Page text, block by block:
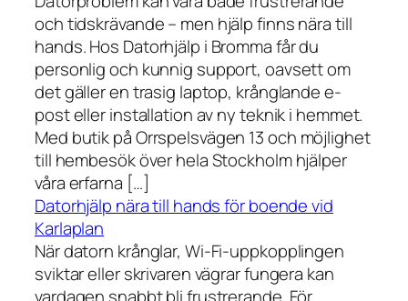
och tidskrävande – men hjälp finns nära till
hands. Hos Datorhjälp i Bromma får du
personlig och kunnig support, oavsett om
det gäller en trasig laptop, krånglande e-
post eller installation av ny teknik i hemmet.
Med butik på Orrspelsvägen 13 och möjlighet
till hembesök över hela Stockholm hjälper
våra erfarna […]
Datorhjälp nära till hands för boende vid
Karlaplan
När datorn krånglar, Wi-Fi-uppkopplingen
sviktar eller skrivaren vägrar fungera kan